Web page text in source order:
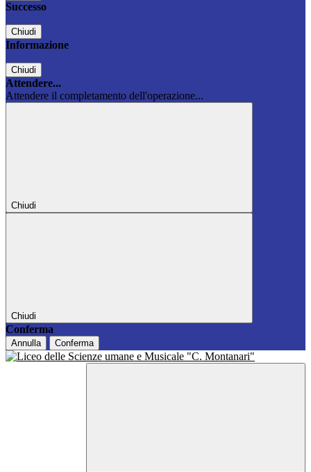
Successo
Chiudi
Informazione
Chiudi
Attendere...
Attendere il completamento dell'operazione...
Chiudi
Chiudi
Conferma
Annulla Conferma